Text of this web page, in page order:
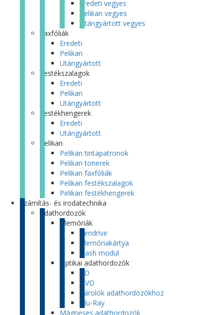
Eredeti vegyes
Pelikan vegyes
Utángyártott vegyes
Faxfóliák
Eredeti
Pelikan
Utángyártott
Festékszalagok
Eredeti
Pelikan
Utángyártott
Festékhengerek
Eredeti
Utángyártott
Pelikan
Pelikan tintapatronok
Pelikan tonerek
Pelikan faxfóliák
Pelikan festékszalagok
Pelikan festékhengerek
Számítás- és irodatechnika
Adathordozók
Memóriák
Pendrive
Memóriakártya
Flash modul
Optikai adathordozók
CD
DVD
Tárolók adathordozókhoz
Blu-Ray
Mágneses adathordozók